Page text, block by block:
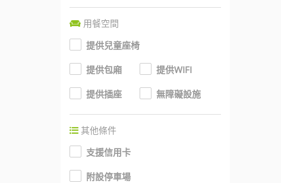
用餐空間
提供兒童座椅
提供包廂 提供WIFI
提供插座 無障礙設施
其他條件
支援信用卡
附設停車場